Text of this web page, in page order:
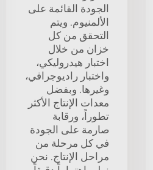
الجودة القائمة على
الألمنيوم. ويتم
التحقق من كل
خزان من خلال
اختبار هيدروليكي،
واختبار راديوجرافي،
وغيرها. وبفضل
معدات الإنتاج الأكثر
تطوراً، ورقابة
صارمة على الجودة
في كل مرحلة من
مراحل الإنتاج. نحن